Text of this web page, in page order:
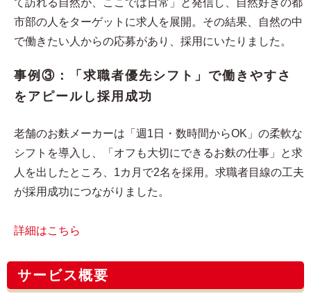
市部の人をターゲットに求人を展開。その結果、自然の中
で働きたい人からの応募があり、採用にいたりました。
事例③：「求職者優先シフト」で働きやすさ
をアピールし採用成功
老舗のお麩メーカーは「週1日・数時間からOK」の柔軟な
シフトを導入し、「オフも大切にできるお麩の仕事」と求
人を出したところ、1カ月で2名を採用。求職者目線の工夫
が採用成功につながりました。
詳細はこちら
サービス概要